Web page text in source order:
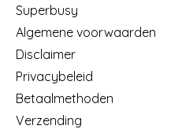
Superbusy
Algemene voorwaarden
Disclaimer
Privacybeleid
Betaalmethoden
Verzending